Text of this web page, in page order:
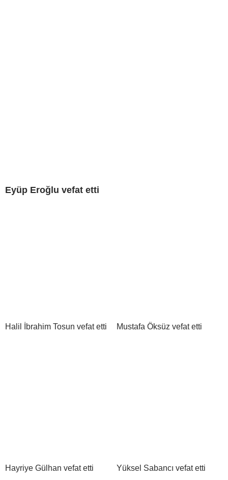
Eyüp Eroğlu vefat etti
Halil İbrahim Tosun vefat etti Mustafa Öksüz vefat etti
Hayriye Gülhan vefat etti Yüksel Sabancı vefat etti